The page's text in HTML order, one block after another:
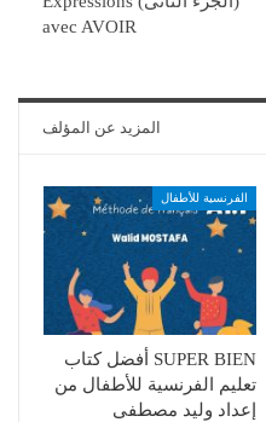
avec AVOIR
المزيد عن المؤلف
الفرنسية للأطفال
SUPER BIEN أفضل كتاب
تعليم الفرنسية للأطفال من
إعداد وليد مصطفى